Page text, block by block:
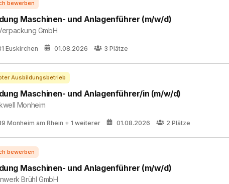
Maschinen- und Anlagenführer (m/w/d)
GmbH
Euskirchen 01.08.2026 3 Plätze
Maschinen- und Anlagenführer/in (m/w/d)
Monheim
Monheim am Rhein + 1 weiterer 01.08.2026 2 Plätze
Ausbildungsbetrieb
Maschinen- und Anlagenführer (m/w/d)
Brühl GmbH